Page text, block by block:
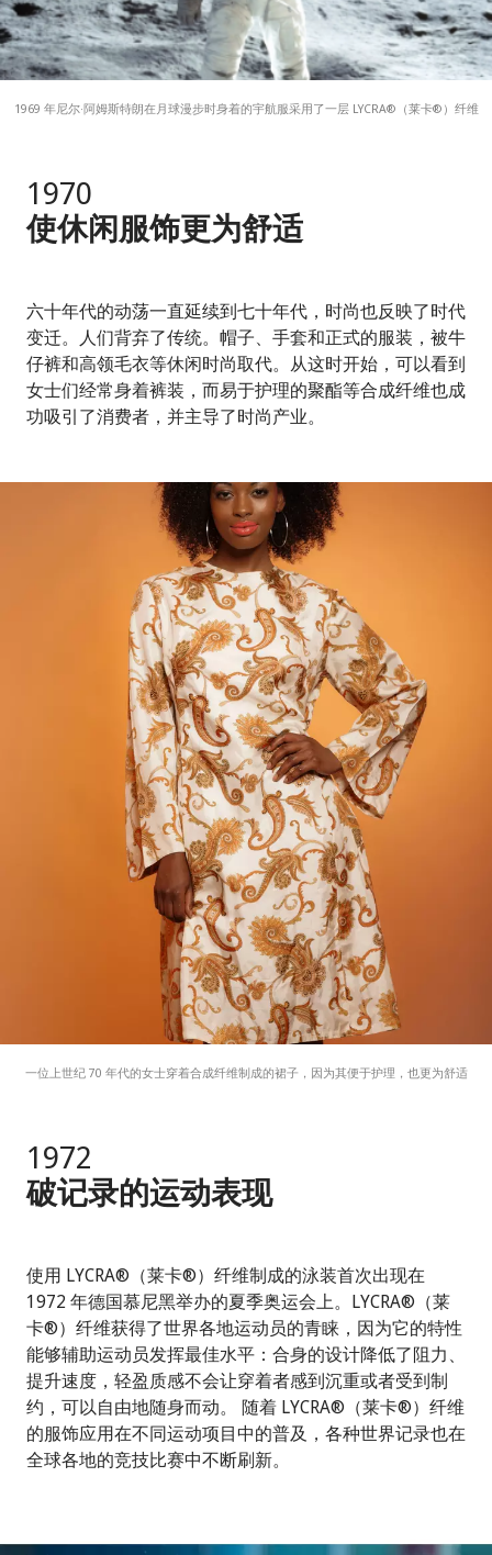
1969 年尼尔·阿姆斯特朗在月球漫步时身着的宇航服采用了一层 LYCRA®（莱卡®）纤维
一位上世纪 70 年代的女士穿着合成纤维制成的裙子，因为其便于护理，也更为舒适
1970
使休闲服饰更为舒适
六十年代的动荡一直延续到七十年代，时尚也反映了时代
变迁。人们背弃了传统。帽子、手套和正式的服装，被牛
仔裤和高领毛衣等休闲时尚取代。从这时开始，可以看到
女士们经常身着裤装，而易于护理的聚酯等合成纤维也成
功吸引了消费者，并主导了时尚产业。
1972
破记录的运动表现
使用 LYCRA®（莱卡®）纤维制成的泳装首次出现在
1972 年德国慕尼黑举办的夏季奥运会上。LYCRA®（莱
卡®）纤维获得了世界各地运动员的青睐，因为它的特性
能够辅助运动员发挥最佳水平：合身的设计降低了阻力、
提升速度，轻盈质感不会让穿着者感到沉重或者受到制
约，可以自由地随身而动。 随着 LYCRA®（莱卡®）纤维
的服饰应用在不同运动项目中的普及，各种世界记录也在
全球各地的竞技比赛中不断刷新。